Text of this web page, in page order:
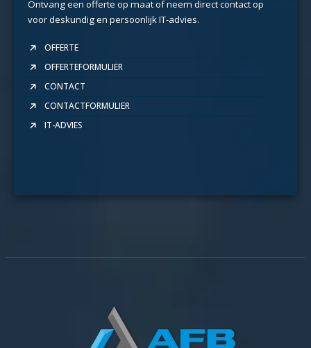
Ontvang een offerte op maat of neem direct contact op
voor deskundig en persoonlijk IT-advies.
OFFERTE
OFFERTEFORMULIER
CONTACT
CONTACTFORMULIER
IT-ADVIES